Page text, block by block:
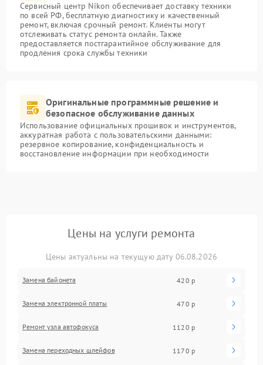
Сервисный центр Nikon обеспечивает доставку техники
по всей РФ, бесплатную диагностику и качественный
ремонт, включая срочный ремонт. Клиенты могут
отслеживать статус ремонта онлайн. Также
предоставляется постгарантийное обслуживание для
продления срока службы техники
Оригинальные программные решение и
безопасное обслуживание данных
Использование официальных прошивок и инструментов,
аккуратная работа с пользовательскими данными:
резервное копирование, конфиденциальность и
восстановление информации при необходимости
Цены на услуги ремонта
Цены актуальны на текущую дату 06.08.2026
Замена байонета 420 р
Замена электронной платы 470 р
Ремонт узла автофокуса 1120 р
Замена переходных шлейфов 1170 р